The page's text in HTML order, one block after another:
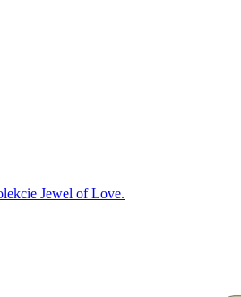
Jewel of Love.